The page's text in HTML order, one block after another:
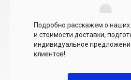
Подробно расскажем о наших
и стоимости доставки,
индивидуальное
клиентов!